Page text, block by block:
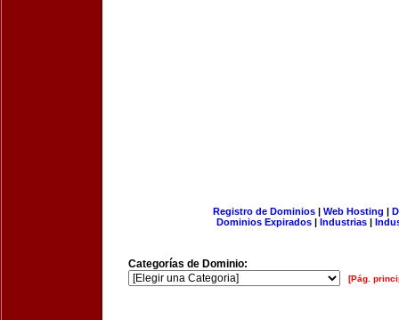
Registro de Dominios| Web Hosting |
Dominios Expirados | Industrias |
Categorías de Dominio:
[Pág.